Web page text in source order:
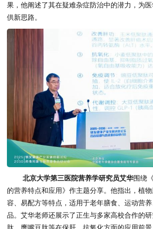
果，他阐述了其在疑难杂症防治中的潜力，为
供新思路。
北京大学第三医院营养学研究员艾华围绕
的营养特点和应用》作主题分享。他指出，植
容、易配方等特点，适用于老年膳食、运动营
品。艾华老师还展示了正生与多家高校合作的